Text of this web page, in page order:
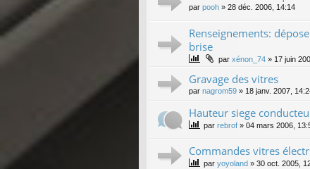
par pooh » 28 déc. 2006, 14:14
Renseignements:
brise
par xénon_74 » 17 juin
Gravage des vitres
par nagrom59 » 18 janv. 2007,
Hauteur siege
par rebrof » 04 mars 2006,
Commandes vitres
par yoyoland » 30 oct. 2005,